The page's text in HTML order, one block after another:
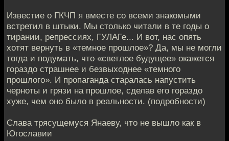
Известие о ГКЧП я вместе со всеми знакомыми
встретил в штыки. Мы столько читали в те годы о
тирании, репрессиях, ГУЛАГе... И вот, нас опять
хотят вернуть в «темное прошлое»? Да, мы не могли
тогда и подумать, что «светлое будущее» окажется
гораздо страшнее и безвыходнее «темного
прошлого». И пропаганда старалась напустить
черноты и грязи на прошлое, сделав его гораздо
хуже, чем оно было в реальности. (подробности)
Слава трясущемуся Янаеву, что не вышло как в
Югославии